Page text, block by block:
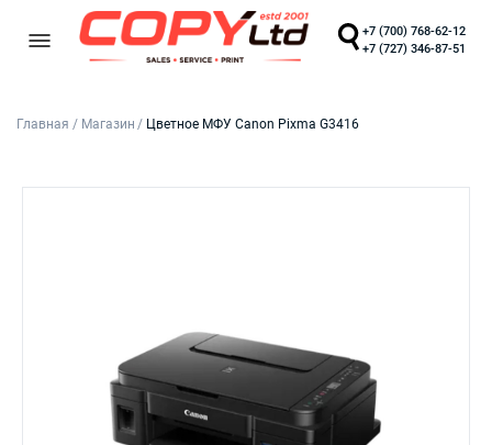
+7 (700) 768-62-12
+7 (727) 346-87-51
Главная / Магазин / Цветное МФУ Canon Pixma G3416